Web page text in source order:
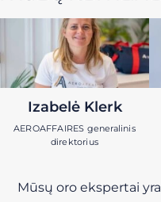
Izabelė Klerk
AEROAFFAIRES generalinis
direktorius
Mūsų oro ekspertai